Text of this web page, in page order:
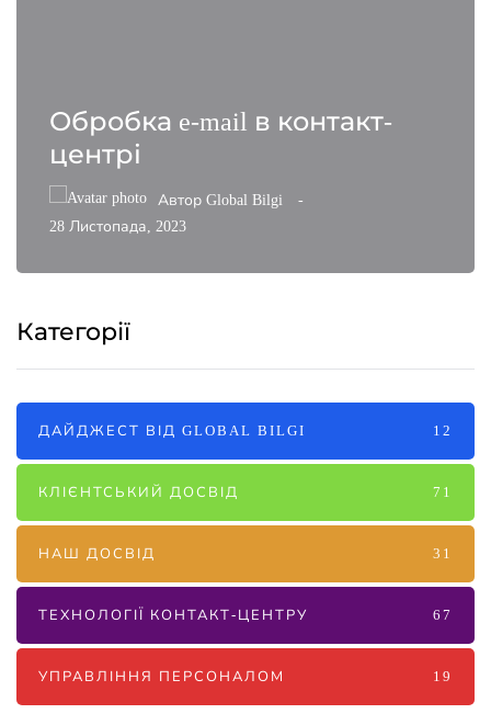
Обробка e-mail в контакт-
центрі
Автор Global Bilgi
28 Листопада, 2023
Категорії
ДАЙДЖЕСТ ВІД GLOBAL BILGI 12
КЛІЄНТСЬКИЙ ДОСВІД 71
НАШ ДОСВІД 31
ТЕХНОЛОГІЇ КОНТАКТ-ЦЕНТРУ 67
УПРАВЛІННЯ ПЕРСОНАЛОМ 19